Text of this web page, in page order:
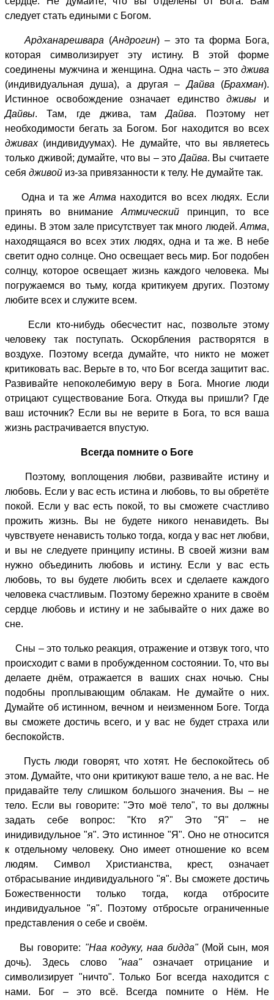
следует стать едиными с Богом.
Ардханарешвара (Андрогин) – это та форма Бога,
которая символизирует эту истину. В этой форме
соединены мужчина и женщина. Одна часть – это джива
(индивидуальная душа), а другая –Дайва (Брахман).
Истинное освобождение означает единстводживы и
Дайвы. Там, где джива, тамДайва. Поэтому нет
необходимости бегать за Богом. Бог находится во всех
дживах(индивидуумах). Не думайте, что вы являетесь
только дживой; думайте, что вы – этоДайва. Вы считаете
себя дживой из-за привязанности к телу. Не думайте так.
Одна и та же Атма находится во всех людях. Если
принять во внимание Атмический принцип, то все
едины. В этом зале присутствует так много людей. Атма,
находящаяся во всех этих людях, одна и та же. В небе
светит одно солнце. Оно освещает весь мир. Бог подобен
солнцу, которое освещает жизнь каждого человека. Мы
погружаемся во тьму, когда критикуем других. Поэтому
любите всех и служите всем.
Если кто-нибудь обесчестит нас, позвольте этому
человеку так поступать. Оскорбления растворятся в
воздухе. Поэтому всегда думайте, что никто не может
критиковать вас. Верьте в то, что Бог всегда защитит вас.
Развивайте непоколебимую веру в Бога. Многие люди
отрицают существование Бога. Откуда вы пришли? Где
ваш источник? Если вы не верите в Бога, то вся ваша
жизнь растрачивается впустую.
Всегда помните о Боге
Поэтому, воплощения любви, развивайте истину и
любовь. Если у вас есть истина и любовь, то вы обретёте
покой. Если у вас есть покой, то вы сможете счастливо
прожить жизнь. Вы не будете никого ненавидеть. Вы
чувствуете ненависть только тогда, когда у вас нет любви,
и вы не следуете принципу истины. В своей жизни вам
нужно объединить любовь и истину. Если у вас есть
любовь, то вы будете любить всех и сделаете каждого
человека счастливым. Поэтому бережно храните в своём
сердце любовь и истину и не забывайте о них даже во
сне.
Сны – это только реакция, отражение и отзвук того, что
происходит с вами в пробужденном состоянии. То, что вы
делаете днём, отражается в ваших снах ночью. Сны
подобны проплывающим облакам. Не думайте о них.
Думайте об истинном, вечном и неизменном Боге. Тогда
вы сможете достичь всего, и у вас не будет страха или
беспокойств.
Пусть люди говорят, что хотят. Не беспокойтесь об
этом. Думайте, что они критикуют ваше тело, а не вас. Не
придавайте телу слишком большого значения. Вы – не
тело. Если вы говорите: "Это моё тело", то вы должны
задать себе вопрос: "Кто я?" Это "Я" – не
инидивидульное "я". Это истинное "Я". Оно не относится
к отдельному человеку. Оно имеет отношение ко всем
людям. Символ Христианства, крест, означает
отбрасывание индивидуального "я". Вы сможете достичь
Божественности только тогда, когда отбросите
индивидуальное "я". Поэтому отбросьте ограниченные
представления о себе и своём.
Вы говорите: "Наа кодуку, наа бидда"(Мой сын, моя
дочь). Здесь слово "наа"означает отрицание и
символизирует "ничто". Только Бог всегда находится с
нами. Бог – это всё. Всегда помните о Нём. Не